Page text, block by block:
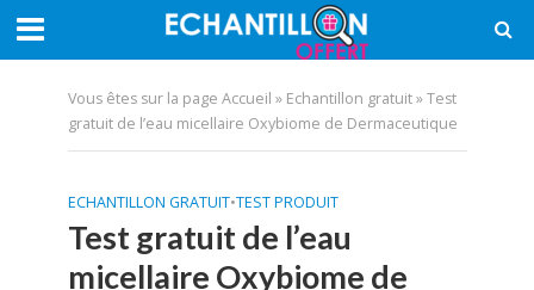
Vous êtes sur la page Accueil » Echantillon gratuit»Test
gratuit de l’eau micellaire Oxybiome de Dermaceutique
ECHANTILLON GRATUIT•TEST PRODUIT
Test gratuit de l’eau
micellaire Oxybiome de